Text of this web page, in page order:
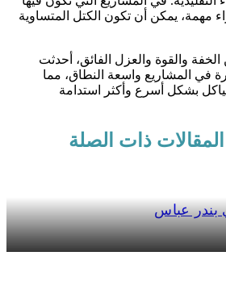
مهمة، يمكن أن تكون الكتل المتساوية
والقوة والعزل الفائق، أحدثت
في المشاريع واسعة النطاق، مما
بشكل أسرع وأكثر استدامة
المقالات ذات الصلة
بندر عباس